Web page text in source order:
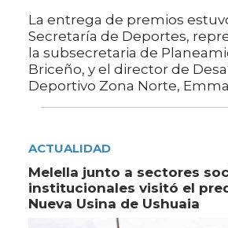
La entrega de premios
Secretaría de Deportes,
la subsecretaria de
Briceño, y el director de
Deportivo Zona Norte,
ACTUALIDAD
Melella junto a sectores
institucionales visitó el
Nueva Usina de Ushuaia